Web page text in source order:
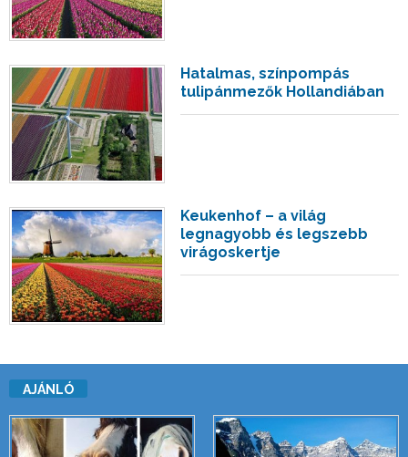
Hatalmas, színpompás
tulipánmezők Hollandiában
Keukenhof – a világ
legnagyobb és legszebb
virágoskertje
AJÁNLÓ